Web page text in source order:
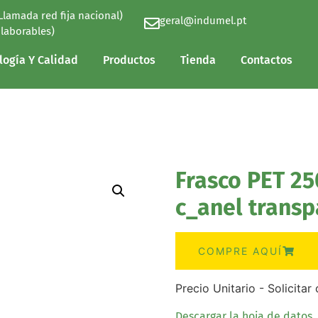
red fija nacional)
geral@indumel.pt
Y Calidad Productos Tienda Contactos
Y Calidad Productos Tienda Contactos
Frasco PET
c_anel
COMPRE AQUÍ
Precio Unitario - Solicitar